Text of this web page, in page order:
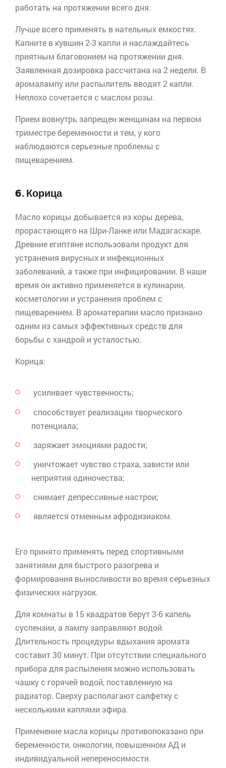
работать на протяжении всего дня.
Лучше всего применять в нательных емкостях.
Капните в кувшин 2-3 капли и наслаждайтесь
приятным благовонием на протяжении дня.
Заявленная дозировка рассчитана на 2 недели. В
аромалампу или распылитель вводят 2 капли.
Неплохо сочетается с маслом розы.
Прием вовнутрь запрещен женщинам на первом
триместре беременности и тем, у кого
наблюдаются серьезные проблемы с
пищеварением.
6. Корица
Масло корицы добывается из коры дерева,
прорастающего на Шри-Ланке или Мадагаскаре.
Древние египтяне использовали продукт для
устранения вирусных и инфекционных
заболеваний, а также при инфицировании. В наше
время он активно применяется в кулинарии,
косметологии и устранения проблем с
пищеварением. В ароматерапии масло признано
одним из самых эффективных средств для
борьбы с хандрой и усталостью.
Корица:
усиливает чувственность;
способствует реализации творческого
потенциала;
заряжает эмоциями радости;
уничтожает чувство страха, зависти или
неприятия одиночества;
снимает депрессивные настрои;
является отменным афродизиаком.
Его принято применять перед спортивными
занятиями для быстрого разогрева и
формирования выносливости во время серьезных
физических нагрузок.
Для комнаты в 15 квадратов берут 3-6 капель
суспензии, а лампу заправляют водой.
Длительность процедуры вдыхания аромата
составит 30 минут. При отсутствии специального
прибора для распыления можно использовать
чашку с горячей водой, поставленную на
радиатор. Сверху располагают салфетку с
несколькими каплями эфира.
Применение масла корицы противопоказано при
беременности, онкологии, повышенном АД и
индивидуальной непереносимости.